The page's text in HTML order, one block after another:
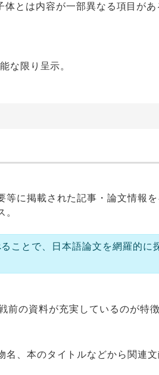
体とは内容が一部異なる項目があ
な限り呈示。
に掲載された記事・論文情報を
ことで、日本語論文を網羅的に
の資料が充実しているのが特徴
、本のタイトルなどから関連文